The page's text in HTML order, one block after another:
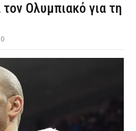
Ολυμπιακό για τη